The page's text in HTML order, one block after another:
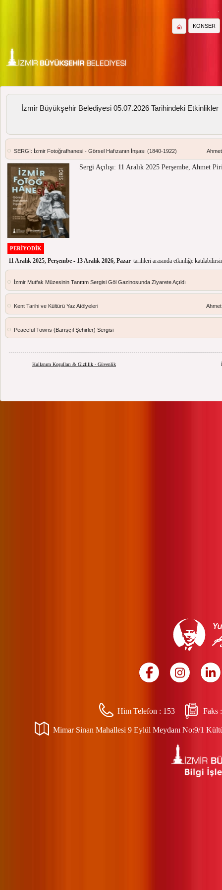
KONSER
İzmir Büyükşehir Belediyesi 05.07.2026 Tarihindeki Etkinlikler
SERGİ: İzmir Fotoğrafhanesi - Görsel Hafızanın İnşası (1840-1922)
Sergi Açılışı: 11 Aralık 2025 Perşembe, Ahmet
PERİYODİK
11 Aralık 2025, Perşembe - 13 Aralık 2026, Pazar tarihleri arasında etkinliğe
İzmir Mutfak Müzesinin Tanıtım Sergisi Göl Gazinosunda Ziyarete Açıldı
Kent Tarihi ve Kültürü Yaz Atölyeleri
Peaceful Towns (Barışçıl Şehirler) Sergisi
Kullanım Koşulları & Gizlilik - Güvenlik
Him Telefon : 153 Faks
Mimar Sinan Mahallesi 9 Eylül Meydanı No:9/1